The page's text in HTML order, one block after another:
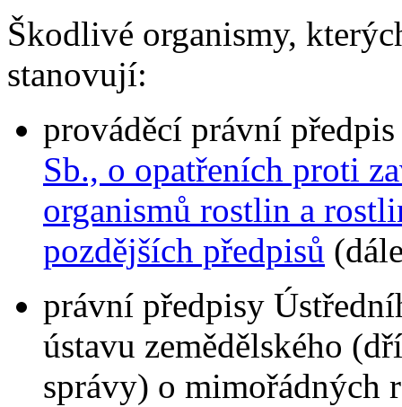
Škodlivé organismy,
stanovují:
prováděcí právní
Sb., o opatřeních proti
organismů rostlin a
pozdějších předpisů
právní předpisy
ústavu zemědělského
správy) o mimořádných